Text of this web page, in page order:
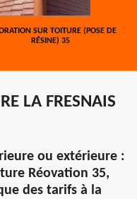
SUR TOITURE (POSE DE
RÉSINE) 35
LA FRESNAIS
ou extérieure :
Réovation 35,
des tarifs à la